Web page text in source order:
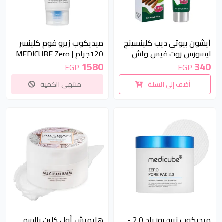
آيشون بيوتي ديب كلينسينج
ليسورس روت فيس واش
100مل | Aichun Beauty
Deep Cleansing Licorice
Root Face Wash 100ml
340
EGP
أضف إلى السلة
ميديكوب زيرو فوم كلينسر
120جرام | MEDICUBE Zero
Foam Cleanser 120g
1580
EGP
منتهى الكمية